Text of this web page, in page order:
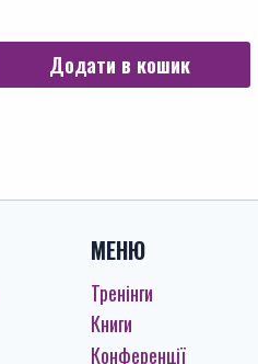
Додати в кошик
МЕНЮ
Тренінги
Книги
Конференції